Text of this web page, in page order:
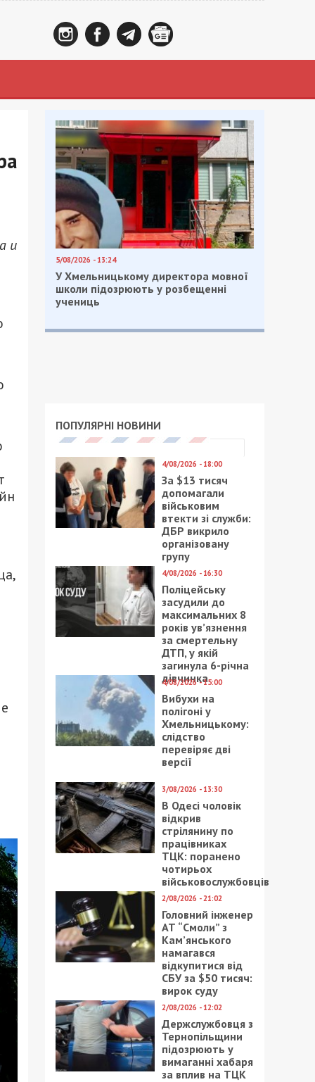
и
5/08/2026 - 13:24
У Хмельницькому директора мовної
школи підозрюють у розбещенні
учениць
ПОПУЛЯРНІ НОВИНИ
4/08/2026 - 18:00
За $13 тисяч
допомагали
військовим
втекти зі служби:
ДБР викрило
організовану
групу
4/08/2026 - 16:30
Поліцейську
засудили до
максимальних 8
років ув’язнення
за смертельну
ДТП, у якій
загинула 6-річна
дівчинка
4/08/2026 - 15:00
Вибухи на
полігоні у
Хмельницькому:
слідство
перевіряє дві
версії
3/08/2026 - 13:30
В Одесі чоловік
відкрив
стрілянину по
працівниках
ТЦК: поранено
чотирьох
військовослужбовців
2/08/2026 - 21:02
Головний інженер
АТ “Смоли” з
Кам’янського
намагався
відкупитися від
СБУ за $50 тисяч:
вирок суду
2/08/2026 - 12:02
Держслужбовця з
Тернопільщини
підозрюють у
вимаганні хабаря
за вплив на ТЦК